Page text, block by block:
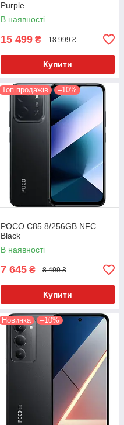
Purple
В наявності
15 499 ₴ 18 999 ₴
Купити
Топ продажів –10%
POCO C85 8/256GB NFC
Black
В наявності
7 645 ₴ 8 499 ₴
Купити
Новинка –10%